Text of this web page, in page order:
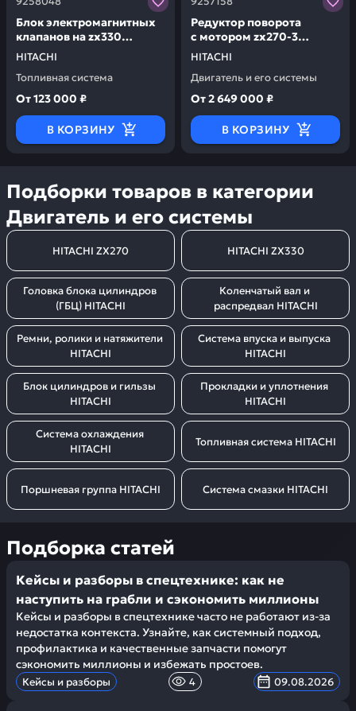
HITACHI
Блок электромагнитных
клапанов на zx330
HITACHI 9258048
Топливная система
От123 000 ₽
В КОРЗИНУ
HITACHI
Редуктор поворота
с мотором zx270-3
HITACHI 9257158
Двигатель и его системы
От2 649 000 ₽
В КОРЗИНУ
Подборки товаров в категории
Двигатель и его системы
HITACHI ZX270 HITACHI ZX330
Головка блока цилиндров
(ГБЦ) HITACHI
Коленчатый вал и
распредвал HITACHI
Ремни, ролики и натяжители
HITACHI
Система впуска и выпуска
HITACHI
Блок цилиндров и гильзы
HITACHI
Прокладки и уплотнения
HITACHI
Система охлаждения
HITACHI
Топливная система HITACHI
Поршневая группа HITACHI Система смазки HITACHI
Подборка статей
Кейсы и разборы в спецтехнике: как не
наступить на грабли и сэкономить миллионы
Кейсы и разборы в спецтехнике часто не работают из-за
недостатка контекста. Узнайте, как системный подход,
профилактика и качественные запчасти помогут
сэкономить миллионы и избежать простоев.
Кейсы и разборы 4 09.08.2026